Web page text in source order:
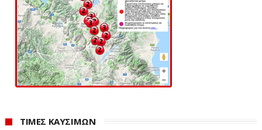
ΤΙΜΕΣ ΚΑΥΣΙΜΩΝ